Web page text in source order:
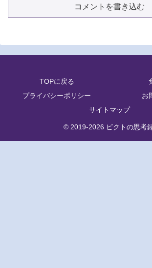
コメントを書き込む
TOPに戻る
プライバシーポリシー
お
サイトマップ
© 2019-2026 ピクトの思考